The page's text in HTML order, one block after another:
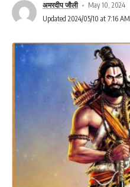
अमरदीप जौली
May 10, 2024
Updated 2024/05/10 at 7:16 AM